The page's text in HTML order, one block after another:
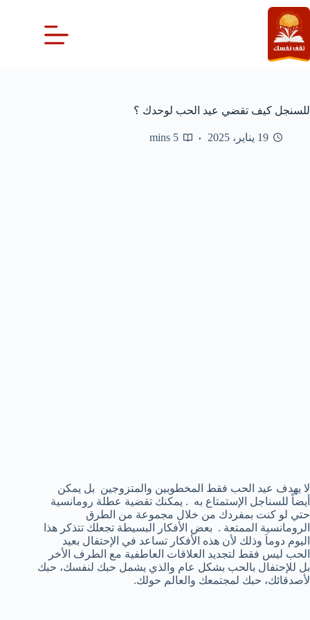
التجاوز
إلى
المحتوى
للسنجل كيف تقضي عيد الحب لوحدك ؟
19 يناير، 2025 5 mins
لا يهدف عيد الحب فقط المخطوبين والمتزوجين بل يمكن
أيضاً للسناجل الإستمتاع به . يمكنك تقضية عطلة رومانسية
حتي لو كنت بمفردك من خلال مجموعة من الطرق
الرومانسية الممتعة . بعض الأفكار البسيطة تجعلك تتذكر هذا
اليوم دوماَ وذلك لأن هذه الأفكار تساعد في الإحتفال بعيد
الحب ليس فقط لتجديد العلاقات العاطفية مع الطرف الأخر
بل للإحتفال بالحب بشكل عام والذي يشمل حبك لنفسك، حبك
لأصدقائك، حبك لمجتمعك والعالم حولك.